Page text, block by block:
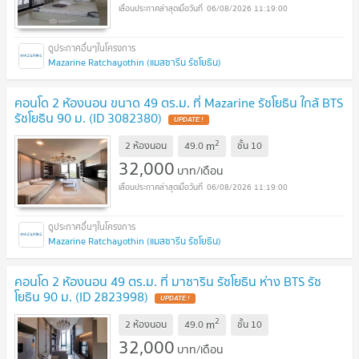
06/08/2026 11:19:00
Mazarine Ratchayothin (แมสซารีน รัชโยธิน)
คอนโด 2 ห้องนอน ขนาด 49 ตร.ม. ที่ Mazarine รัชโยธิน ใกล้ BTS
รัชโยธิน 90 ม. (ID 3082380)
2 ห้องนอน 49.0 m2 ชั้น 10
32,000 บาท/เดือน
06/08/2026 11:19:00
Mazarine Ratchayothin (แมสซารีน รัชโยธิน)
คอนโด 2 ห้องนอน 49 ตร.ม. ที่ มาซาริน รัชโยธิน ห่าง BTS รัช
โยธิน 90 ม. (ID 2823998)
2 ห้องนอน 49.0 m2 ชั้น 10
32,000 บาท/เดือน